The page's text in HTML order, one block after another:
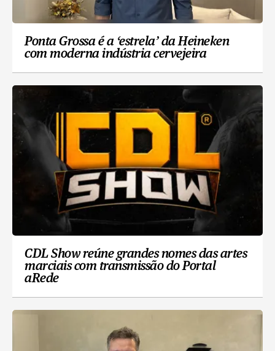
Ponta Grossa é a ‘estrela’ da Heineken
com moderna indústria cervejeira
CDL Show reúne grandes nomes das artes
marciais com transmissão do Portal
aRede